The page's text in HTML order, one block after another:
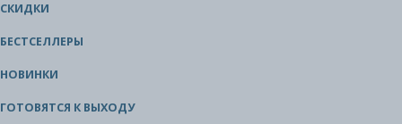
СКИДКИ
БЕСТСЕЛЛЕРЫ
НОВИНКИ
ГОТОВЯТСЯ К ВЫХОДУ